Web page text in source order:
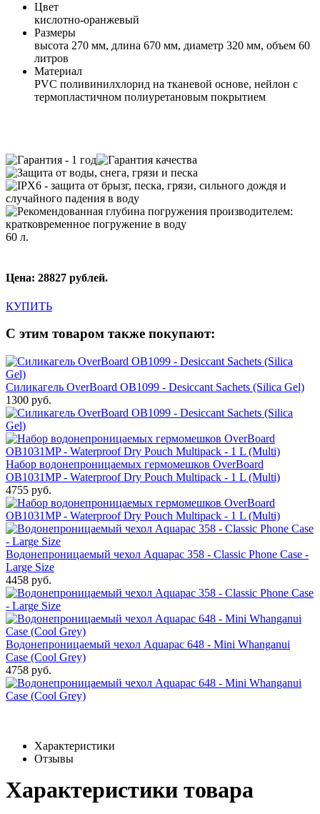
Цвет
кислотно-оранжевый
Размеры
высота 270 мм, длина 670 мм, диаметр 320 мм, объем 60
литров
Материал
PVC поливинилхлорид на тканевой основе, нейлон с
термопластичном полиуретановым покрытием
60 л.
Цена: 28827 рублей.
КУПИТЬ
С этим товаром также покупают:
Силикагель OverBoard OB1099 - Desiccant Sachets (Silica Gel)
1300 руб.
Набор водонепроницаемых гермомешков OverBoard
OB1031MP - Waterproof Dry Pouch Multipack - 1 L (Multi)
4755 руб.
Водонепроницаемый чехол Aquapac 358 - Classic Phone Case -
Large Size
4458 руб.
Водонепроницаемый чехол Aquapac 648 - Mini Whanganui
Case (Cool Grey)
4758 руб.
Характеристики
Отзывы
Характеристики товара